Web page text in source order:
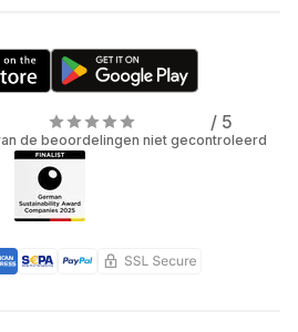
/ 5
de beoordelingen niet gecontroleerd